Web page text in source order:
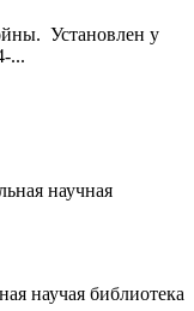
Установлен у
...
научная
научая библиотека